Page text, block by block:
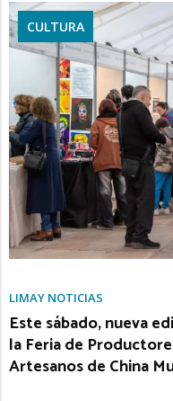
CULTURA
LIMAY NOTICIAS
Este sábado, nueva
la Feria de
Artesanos de China